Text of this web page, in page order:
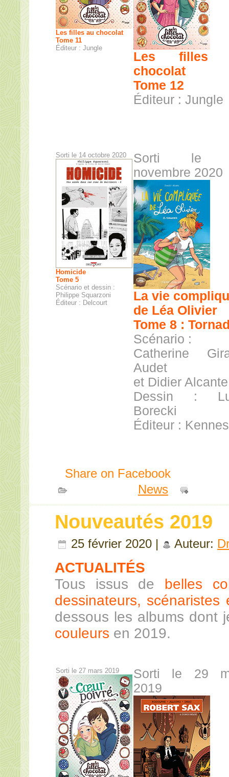
Les filles au chocolat
Tome 11
Éditeur : Jungle
Les filles
chocolat
Tome 12
Éditeur : Jungle
Sorti le 14 octobre 2020
Homicide
Tome 5
Scénario et dessin :
Philippe Squarzoni
Éditeur : Delcourt
Sorti le
novembre 2020
La vie
de Léa Olivier
Tome 8 :
Scénario :
Catherine
Audet
et Didier Alcante
Dessin :
Borecki
Éditeur : Kennes
Share on Facebook
News
Nouveautés 2019
25 février 2020 | Auteur:
ACTUALITÉS
Tous issus de belles
dessinateurs, scénaristes
dessous les albums dont
couleurs en 2019.
Sorti le 27 mars 2019
Sorti le 29
2019